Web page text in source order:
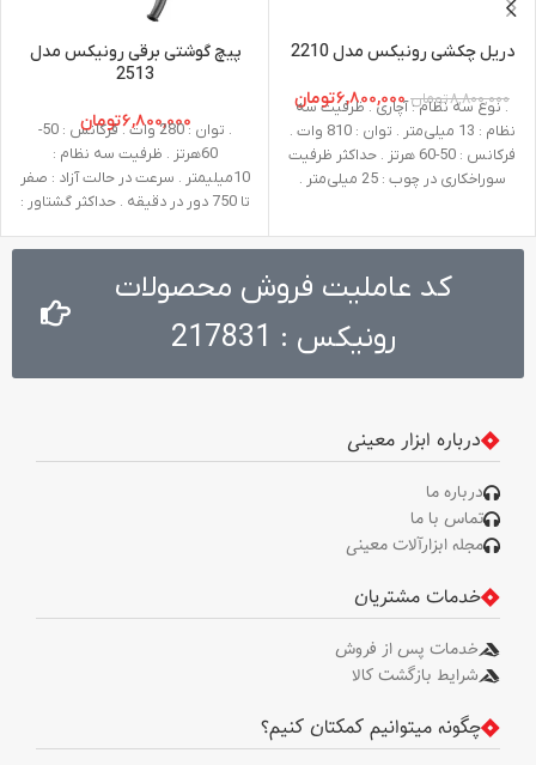
دریل چکشی رونیکس مدل 2210
۸,۸۰۰,۰۰۰تومان ۶,۸۰۰,۰۰۰تومان
. نوع سه نظام : آچاری . ظرفیت سه
نظام : 13 میلی‌متر . توان : 810 وات .
فرکانس : 50-60 هرتز . حداکثر ظرفیت
سوراخکاری در چوب : 25 میلی‌متر .
در بتن : 13 میلی‌متر . سرعت در حالت
آزاد : صفر تا 3000 دور در دقیقه .
ولتاژ : 220-240 ولت . وزن : 2.4
کیلوگرم . نوع بسته ‌بندی : کیف
BMC مقاوم در برابر ضربه . متعلقات :
پیچ گوشتی برقی رونیکس مدل
2513
۶,۸۰۰,۰۰۰تومان
. توان : 280 وات . فرکانس : 50-
60هرتز . ظرفیت سه نظام :
10میلیمتر . سرعت در حالت آزاد : صفر
تا 750 دور در دقیقه . حداکثر گشتاور :
وزن : 1.3 کیلوگرم
کد عاملیت فروش محصولات
رونیکس : 217831
درباره ابزار معینی
درباره ما
تماس با ما
مجله ابزارآلات معینی
خدمات مشتریان
خدمات پس از فروش
شرایط بازگشت کالا
چگونه میتوانیم کمکتان کنیم؟